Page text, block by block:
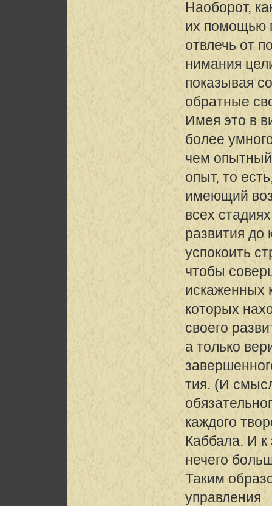
Наоборот,
их помощью
отвлечь от
нимания
показывая
обратные
Имея это в
более
чем
опыт, то
имеющий
всех стадиях
развития до
успокоить
чтобы
искаженных
которых
своего
а только
тия. (И
каждого
Каббала. И к
нечего
Таким
управления